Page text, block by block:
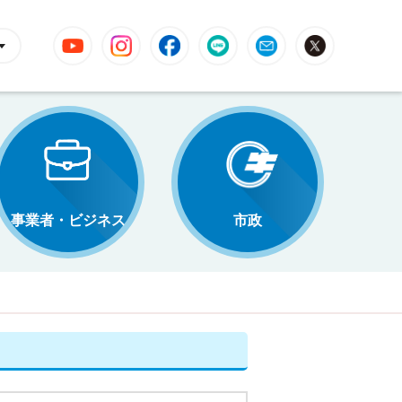
YouTube InstagramFacebookLINE Mail
事業者・ビジネス 市政